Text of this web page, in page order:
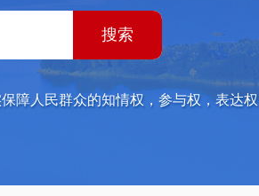
障人民群众的知情权，参与权，表达权